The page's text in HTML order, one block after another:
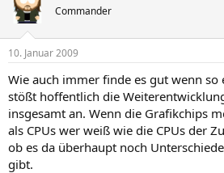
Commander
10. Januar 2009
Wie auch immer finde es gut wenn so
stößt hoffentlich die
insgesamt an. Wenn die Grafikchips
als CPUs wer weiß wie die CPUs der
ob es da überhaupt noch
gibt.